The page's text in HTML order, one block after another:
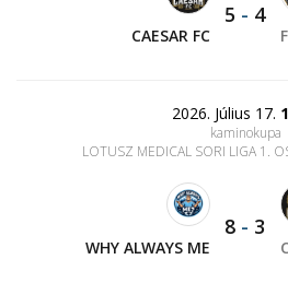
CAESAR FC
5 - 4
2026. Július 17.
kaminokupa
LOTUSZ MEDICAL SORI LIGA 1.
WHY ALWAYS ME
8 - 3